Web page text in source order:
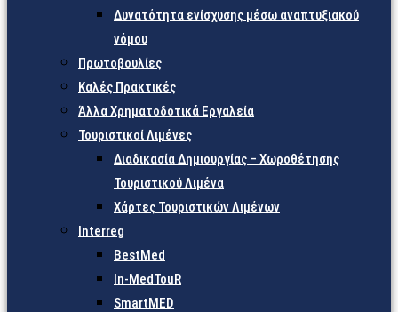
Δυνατότητα ενίσχυσης μέσω αναπτυξιακού
νόμου
Πρωτοβουλίες
Καλές Πρακτικές
Άλλα Χρηματοδοτικά Εργαλεία
Τουριστικοί Λιμένες
Διαδικασία Δημιουργίας – Χωροθέτησης
Τουριστικού Λιμένα
Χάρτες Τουριστικών Λιμένων
Interreg
BestMed
In-MedTouR
SmartMED